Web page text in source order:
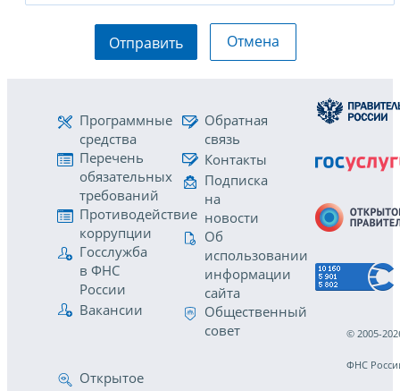
Отправить Отмена
Программные
средства
Перечень
обязательных
требований
Противодействие
коррупции
Госслужба
в ФНС
России
Вакансии
Обратная
связь
Контакты
Подписка
на
новости
Об
использовании
информации
сайта
Общественный
совет
Открытое
© 2005-
ФНС